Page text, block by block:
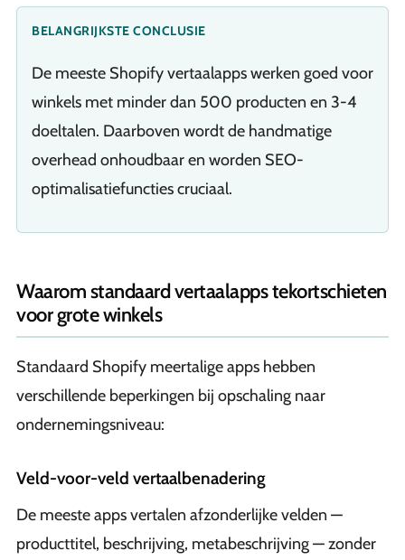
BELANGRIJKSTE CONCLUSIE
De meeste Shopify vertaalapps werken goed voor
winkels met minder dan 500 producten en 3-4
doeltalen. Daarboven wordt de handmatige
overhead onhoudbaar en worden SEO-
optimalisatiefuncties cruciaal.
Waarom standaard vertaalapps tekortschieten
voor grote winkels
Standaard Shopify meertalige apps hebben
verschillende beperkingen bij opschaling naar
ondernemingsniveau:
Veld-voor-veld vertaalbenadering
De meeste apps vertalen afzonderlijke velden —
producttitel, beschrijving, metabeschrijving — zonder